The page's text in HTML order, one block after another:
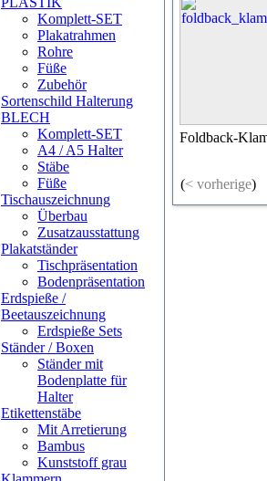
Komplett-SET
Plakatrahmen
Rohre
Füße
Zubehör
Sortenschild Halterung
BLECH
Komplett-SET
A4 / A5 Halter
Stäbe
Füße
Tischauszeichnung
Überbau
Zusatzausstattung
Plakatständer
Tischpräsentation
Bodenpräsentation
Erdspieße /
Beetauszeichnung
Erdspieße Sets
Ständer / Boxen
Ständer mit
Bodenplatte für
Halter
Etikettenstäbe
Mit Arretierung
Bambus
Kunststoff grau
Foldback-
(< vorherige)